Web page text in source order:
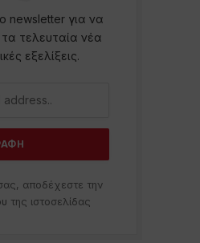
newsletter για να
τελευταία νέα
εξελίξεις.
αποδέχεστε την
της ιστοσελίδας